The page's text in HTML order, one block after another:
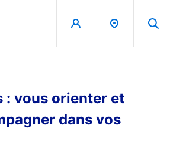
Principal
: vous orienter et
dans vos